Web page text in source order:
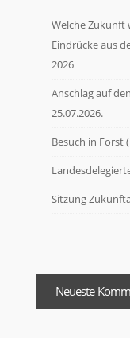
Welche Zukunft
Eindrücke aus
2026
Anschlag auf
25.07.2026.
Besuch in Forst
Sitzung
Neueste